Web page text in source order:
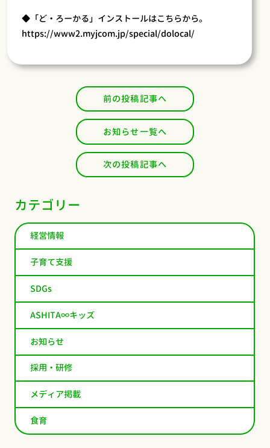
◆「ど・ろーかる」インストールはこちらから。
https://www2.myjcom.jp/special/dolocal/
前の投稿記事へ
お知らせ一覧へ
次の投稿記事へ
カテゴリー
経営情報
子育て支援
SDGs
ASHITA∞キッズ
お知らせ
採用・研修
メディア掲載
食育